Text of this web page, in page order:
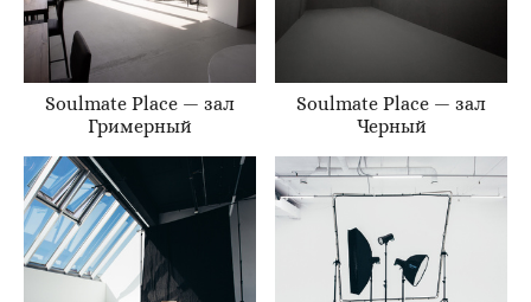
Soulmate Place — зал
Гримерный
Soulmate Place — зал
Черный